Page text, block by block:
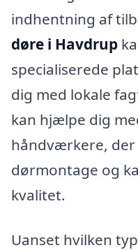
indhentning af
døre i Havdrup
specialiserede
dig med lokale
kan hjælpe dig
håndværkere,
dørmontage og
kvalitet.
Uanset hvilken